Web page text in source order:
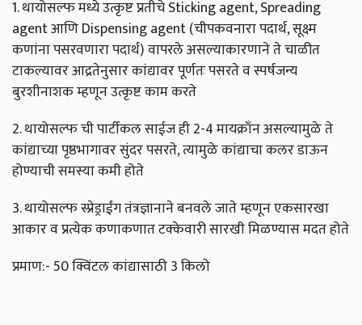
1. थायोसल्फ मध्ये उत्कृष्ट प्रतीचे Sticking agent, Spreading
agent आणि Dispensing agent (चीपकवनारा पदार्थ, सूक्ष्म
कणांना पसरवणारा पदार्थ) वापरले असल्याकारणाने ते चाळीत
टाकल्यावर आद्रतेनुसार कांद्यावर पूर्णतः पसरते व स्पर्षजन्य
बुरशीनाशक म्हणून उत्कृष्ट काम करते
2. थायोसल्फ ची पार्टीकल साईज ही 2-4 मायक्राँन असल्यामुळे ते
कांद्याच्या पृष्ठभागावर सुंदर पसरते, त्यामुळे कांद्याचा कलर डाऊन
होण्याची समस्या कमी होते
3. थायोसल्फ स्प्रेड्राईंग तंत्रज्ञानाने बनवले जाते म्हणून एकसारखा
आकार व प्रत्येक कणाकणात टक्केवारी सारखी मिळण्यास मदत होते
प्रमाण:- 50 क्विंटल कांद्यासाठी 3 किलो